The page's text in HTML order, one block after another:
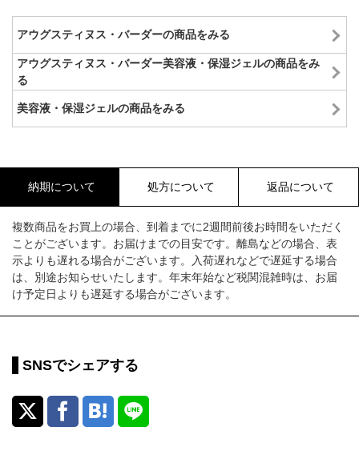
アウグスティヌス・バーダーの商品をみる
アウグスティヌス・バーダー美容液・保湿ジェルの商品をみ
る
美容液・保湿ジェルの商品をみる
納期について 処方について 返品について
複数商品をお買上の場合、到着までに2週間前後お時間をいただく
ことがございます。お届けまでの目安です。離島などの場合、表
示よりも遅れる場合がございます。入荷遅れなどで遅延する場合
は、別途お知らせいたします。年末年始など税関混雑時は、お届
け予定日よりも遅延する場合がございます。
SNSでシェアする